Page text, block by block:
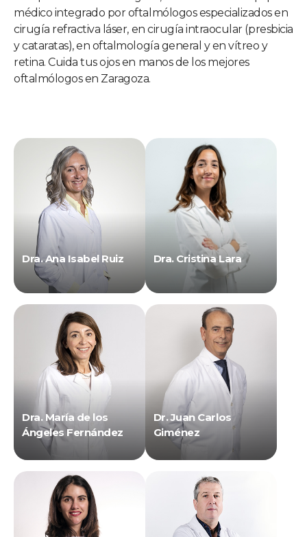
médico integrado por oftalmólogos especializados en
cirugía refractiva láser, en cirugía intraocular (presbicia
y cataratas), en oftalmología general y en vítreo y
retina. Cuida tus ojos en manos de los mejores
oftalmólogos en Zaragoza.
Dra. Ana Isabel Ruiz Dra. Cristina Lara
Dra. María de los
Ángeles Fernández
Dr. Juan Carlos
Giménez